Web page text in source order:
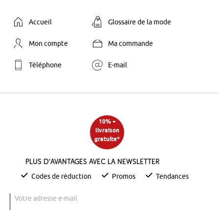
Accueil Glossaire de la mode
Mon compte Ma commande
Téléphone E-mail
10% +
livraison
gratuite*
Plus d’avantages avec la newsletter
Codes de réduction Promos Tendances
Votre adresse e-mail